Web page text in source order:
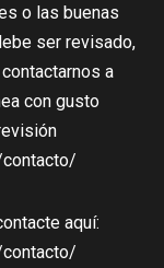
o las buenas
ser revisado,
a
con gusto
aquí: